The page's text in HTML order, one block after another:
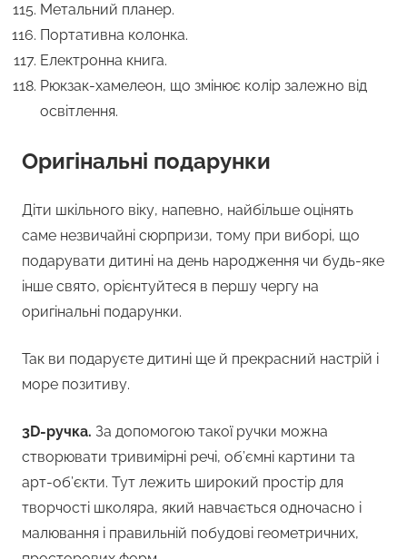
Метальний планер.
Портативна колонка.
Електронна книга.
Рюкзак-хамелеон, що змінює колір залежно від
освітлення.
Оригінальні подарунки
Діти шкільного віку, напевно, найбільше оцінять
саме незвичайні сюрпризи, тому при виборі, що
подарувати дитині на день народження чи будь-яке
інше свято, орієнтуйтеся в першу чергу на
оригінальні подарунки.
Так ви подаруєте дитині ще й прекрасний настрій і
море позитиву.
3D-ручка. За допомогою такої ручки можна
створювати тривимірні речі, об’ємні картини та
арт-об’єкти. Тут лежить широкий простір для
творчості школяра, який навчається одночасно і
малювання і правильній побудові геометричних,